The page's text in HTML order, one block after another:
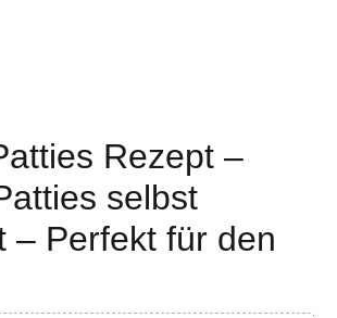
Rezept –
selbst
– Perfekt für den